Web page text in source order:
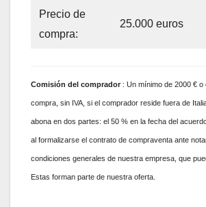
Precio de
compra:
25.000 euros
Comisión del comprador : Un mínimo de 2000 €
compra, sin IVA, si el comprador reside fuera de
abona en dos partes: el 50 % en la fecha del
al formalizarse el contrato de compraventa ante
condiciones generales de nuestra empresa, que
Estas forman parte de nuestra oferta.